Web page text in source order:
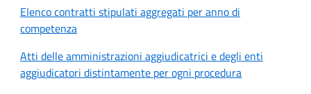
Elenco contratti stipulati aggregati per anno di
competenza
Atti delle amministrazioni aggiudicatrici e degli enti
aggiudicatori distintamente per ogni procedura